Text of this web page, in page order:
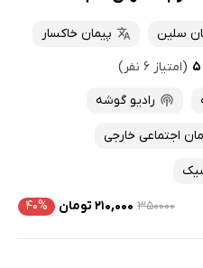
سلین
پیمان خاکسار
۵ (امتیاز ۶ نفر)
رادیو گوشه
اجتماعی خارجی
۳۵۰۰۰۰ ۲۱۰,۰۰۰ تومان ۴۰%